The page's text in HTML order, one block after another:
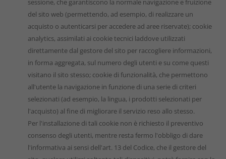
sessione, che garantiscono la normale navigazione e fruizione
del sito web (permettendo, ad esempio, di realizzare un
acquisto o autenticarsi per accedere ad aree riservate); cookie
analytics, assimilati ai cookie tecnici laddove utilizzati
direttamente dal gestore del sito per raccogliere informazioni,
in forma aggregata, sul numero degli utenti e su come questi
visitano il sito stesso; cookie di funzionalità, che permettono
all'utente la navigazione in funzione di una serie di criteri
selezionati (ad esempio, la lingua, i prodotti selezionati per
l'acquisto) al fine di migliorare il servizio reso allo stesso.
Per l'installazione di tali cookie non è richiesto il preventivo
consenso degli utenti, mentre resta fermo l'obbligo di dare
l'informativa ai sensi dell'art. 13 del Codice, che il gestore del